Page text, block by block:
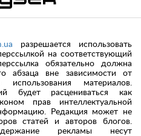
разрешается использовать
на соответствующий
обязательно должна
абзаца вне зависимости от
материалов.
будет расцениваться как
прав интеллектуальной
Редакция может не
статей и авторов блогов.
рекламы несут